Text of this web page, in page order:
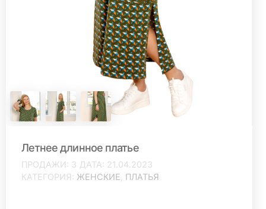
Летнее длинное платье
ПРОДАЖИ 3 ДАТА
21.04.2023
КАТЕГОРИЯ
ЖЕНСКИЕ ПЛАТЬЯ